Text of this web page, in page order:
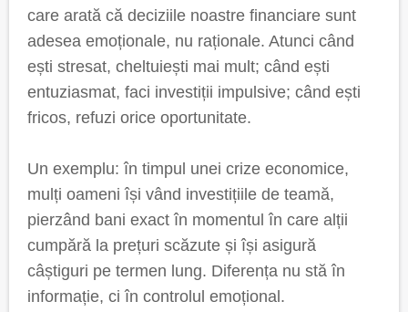
care arată că deciziile noastre financiare sunt
adesea emoționale, nu raționale. Atunci când
ești stresat, cheltuiești mai mult; când ești
entuziasmat, faci investiții impulsive; când ești
fricos, refuzi orice oportunitate.
Un exemplu: în timpul unei crize economice,
mulți oameni își vând investițiile de teamă,
pierzând bani exact în momentul în care alții
cumpără la prețuri scăzute și își asigură
câștiguri pe termen lung. Diferența nu stă în
informație, ci în controlul emoțional.